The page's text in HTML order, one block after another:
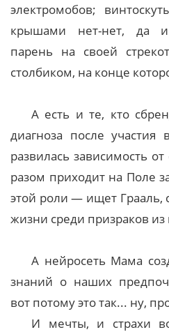
электромобов;
крышами нет-нет, да и
парень на своей
столбиком, на конце
А есть и те, кто
диагноза после
развилась зависимость
разом приходит на Поле
этой роли — ищет Грааль,
жизни среди призраков из
А нейросеть Мама
знаний о наших
вот потому это так... ну,
И мечты, и страхи